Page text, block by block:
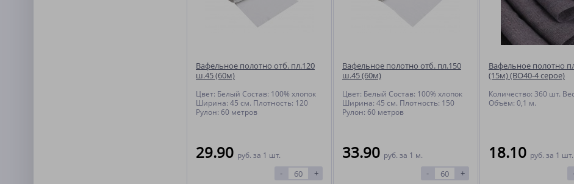
Вафельное полотно отб. пл.120
ш.45 (60м)
Цвет: Белый Состав: 100% хлопок
Ширина: 45 см. Плотность: 120
Рулон: 60 метров
29.90 руб. за 1 шт.
- +
Вафельное полотно отб. пл.150
ш.45 (60м)
Цвет: Белый Состав: 100% хлопок
Ширина: 45 см. Плотность: 150
Рулон: 60 метров
33.90 руб. за 1 м.
- +
Вафельное полотно
(15м) (ВО40-4 серое)
Количество: 360 шт.
Объём: 0,1 м.
18.10 руб. за 1 шт.